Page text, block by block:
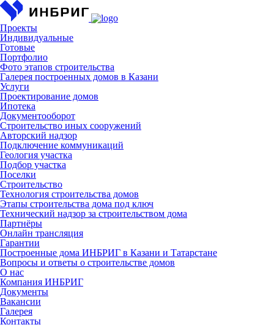
Проекты
Индивидуальные
Готовые
Портфолио
Фото этапов строительства
Галерея построенных домов в Казани
Услуги
Проектирование домов
Ипотека
Документооборот
Строительство иных сооружений
Авторский надзор
Подключение коммуникаций
Геология участка
Подбор участка
Поселки
Строительство
Технология строительства домов
Этапы строительства дома под ключ
Технический надзор за строительством дома
Партнёры
Онлайн трансляция
Гарантии
Построенные дома ИНБРИГ в Казани и Татарстане
Вопросы и ответы о строительстве домов
О нас
Компания ИНБРИГ
Документы
Вакансии
Галерея
Контакты